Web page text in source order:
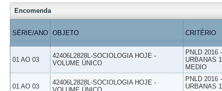
Encomenda
SÉRIE/ANO OBJETO CRITÉRIO
01 AO 03
42406L2828L-SOCIOLOGIA HOJE -
VOLUME ÚNICO
PNLD 2016
URBANAS
MEDIO
01 AO 03
42406L2828L-SOCIOLOGIA HOJE -
PNLD 2016
URBANAS